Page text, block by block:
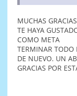
MUCHAS
TE HAYA
COMO META
TERMINAR TODO
DE NUEVO. UN
GRACIAS POR